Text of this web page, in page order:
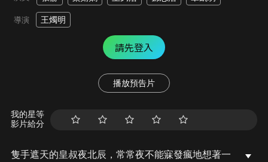
導演 王燭明
請先登入
播放預告片
我的星等
影片給分
隻手遮天的皇叔夜北辰，常常夜不能寐發瘋地想著一